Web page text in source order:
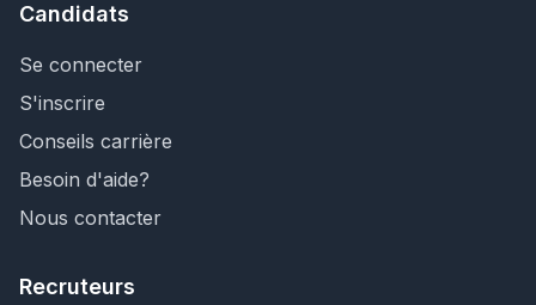
Candidats
Se connecter
S'inscrire
Conseils carrière
Besoin d'aide?
Nous contacter
Recruteurs